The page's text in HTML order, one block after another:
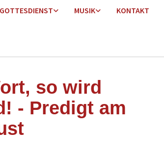
GOTTESDIENST MUSIK KONTAKT
so wird
- Predigt am